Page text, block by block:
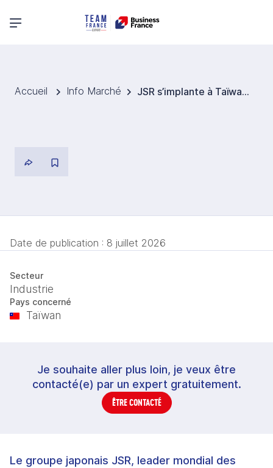
Menu principal
Accueil Info Marché JSR s’implante à Taïwan pour sécuriser les matériaux clés des semi‑conducteurs
Date de publication : 8 juillet 2026
Secteur
Industrie
Pays concerné
Taïwan
Je souhaite aller plus loin, je veux être
contacté(e) par un expert gratuitement.
ÊTRE CONTACTÉ
Le groupe japonais JSR, leader mondial des